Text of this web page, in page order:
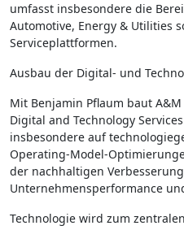
umfasst insbesondere die
Automotive, Energy & Utilities
Serviceplattformen.
Ausbau der Digital- und
Mit Benjamin Pflaum baut
Digital and Technology
insbesondere auf
Operating-Model-
der nachhaltigen
Unternehmensperformance
Technologie wird zum